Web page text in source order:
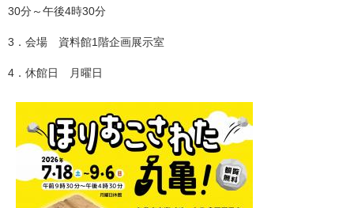
30分～午後4時30分
3．会場 資料館1階企画展示室
4．休館日 月曜日